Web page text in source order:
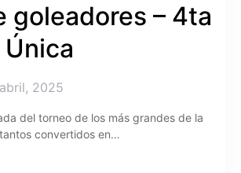
goleadores – 4ta
2025
del torneo de los más grandes de la
convertidos en…